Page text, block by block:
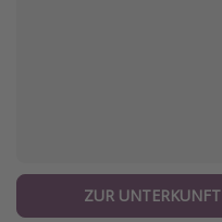
ZUR UNTERKUNFT